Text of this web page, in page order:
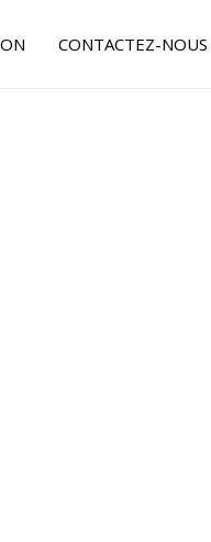
CONTACTEZ-NOUS